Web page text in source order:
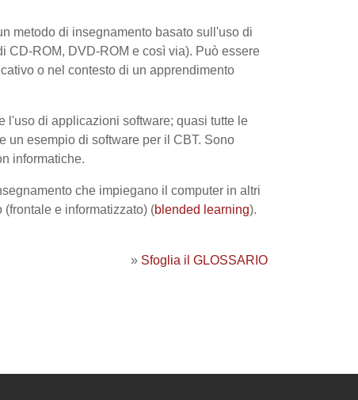
metodo di insegnamento basato sull'uso di
CD-ROM, DVD-ROM e così via). Può essere
o nel contesto di un apprendimento
l'uso di applicazioni software; quasi tutte le
un esempio di software per il CBT. Sono
informatiche.
che impiegano il computer in altri
(frontale e informatizzato) (blended learning).
» Sfoglia il GLOSSARIO